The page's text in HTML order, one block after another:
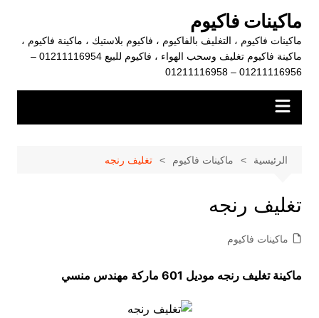
المحتوى
ماكينات فاكيوم
ماكينات فاكيوم ، التغليف بالفاكيوم ، فاكيوم بلاستيك ، ماكينة فاكيوم ،
ماكينة فاكيوم تغليف وسحب الهواء ، فاكيوم للبيع 01211116954 –
01211116956 – 01211116958
الرئيسية ماكينات فاكيوم تغليف رنجه
تغليف رنجه
ماكينات فاكيوم
ماكينة تغليف رنجه موديل 601 ماركة مهندس منسي